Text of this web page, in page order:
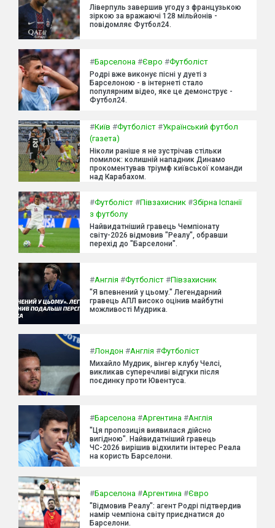
Ліверпуль завершив угоду з французькою
зіркою за вражаючі 128 мільйонів -
повідомляє Футбол24.
#Барселона #Євро #Футболіст
Родрі вже виконує пісні у дуеті з
Барселоною - в інтернеті стало
популярним відео, яке це демонструє -
Футбол24.
#Київ #Футболіст #Український футбол
(газета)
Ніколи раніше я не зустрічав стільки
помилок: колишній нападник Динамо
прокоментував тріумф київської команди
над Карабахом.
#Футболіст #Півзахисник #Збірна Іспанії
з футболу
Найвидатніший гравець Чемпіонату
світу-2026 відмовив "Реалу", обравши
перехід до "Барселони".
#Англія #Футболіст #Півзахисник
"Я впевнений у цьому." Легендарний
гравець АПЛ високо оцінив майбутні
можливості Мудрика.
#Лондон #Англія #Футболіст
Михайло Мудрик, вінгер клубу Челсі,
викликав суперечливі відгуки після
поєдинку проти Ювентуса.
#Барселона #Аргентина #Англія
"Ця пропозиція виявилася дійсно
вигідною". Найвидатніший гравець
ЧС-2026 вирішив відхилити інтерес Реала
на користь Барселони.
#Барселона #Аргентина #Євро
"Відмовив Реалу": агент Родрі підтвердив
намір чемпіона світу приєднатися до
Барселони.